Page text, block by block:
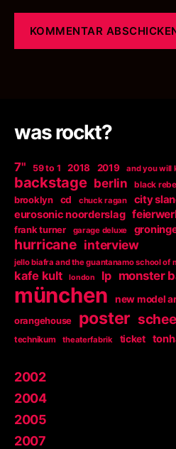
was rockt?
7" 59 to 1 2018 2019 and you will
backstage berlin black
brooklyn cd chuck ragan city
eurosonic noorderslag
frank turner garage deluxe
hurricane interview
jello biafra and the guantanamo school of
kafe kult london lp monster
münchen new model
orangehouse poster
technikum theaterfabrik ticket
2002
2004
2005
2007